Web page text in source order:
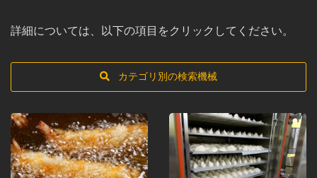
詳細については、以下の項目をクリックしてください。
カテゴリ別の検索機械